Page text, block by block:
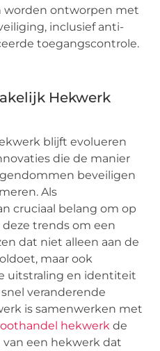
worden ontworpen met
inclusief anti-
toegangscontrole.
Hekwerk
blijft evolueren
die de manier
beveiligen
Als
cruciaal belang om op
trends om een
dat niet alleen aan de
maar ook
uitstraling en identiteit
veranderende
is samenwerken met
hekwerk de
een hekwerk dat